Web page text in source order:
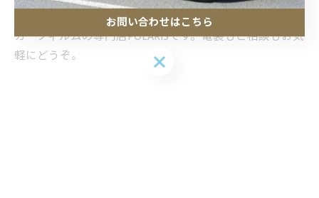
埼玉県北本市にて営業しています、カーコーティングと
カーフィルムの専門店POLARISです。電装もご相談もお気
軽にどうぞ。
お問い合わせはこちら
お問い合わせはこちら